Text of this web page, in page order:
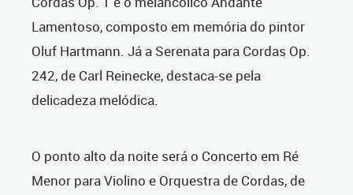
Lamentoso, composto em memória do pintor
Oluf Hartmann. Já a Serenata para Cordas Op.
242, de Carl Reinecke, destaca-se pela
delicadeza melódica.
O ponto alto da noite será o Concerto em Ré
Menor para Violino e Orquestra de Cordas, de